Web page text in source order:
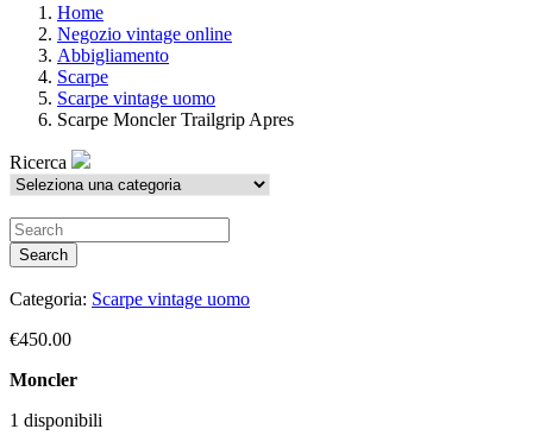
Home
Negozio vintage online
Abbigliamento
Scarpe
Scarpe vintage uomo
Scarpe Moncler Trailgrip Apres
Ricerca
Search
Categoria: Scarpe vintage uomo
€450.00
Moncler
1 disponibili